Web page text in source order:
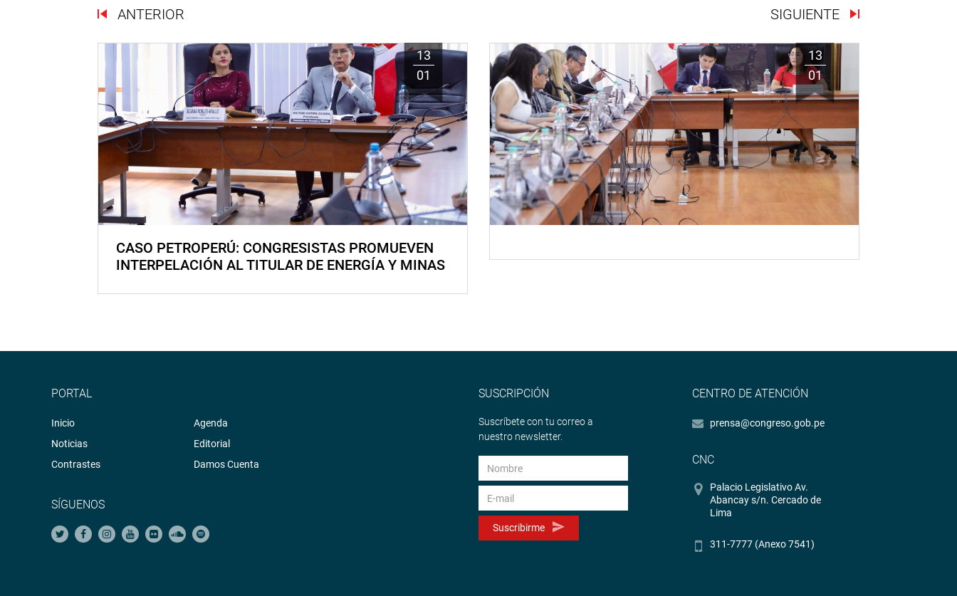
ANTERIOR SIGUIENTE
13
01
CASO PETROPERÚ: CONGRESISTAS PROMUEVEN
INTERPELACIÓN AL TITULAR DE ENERGÍA Y MINAS
13
01
PORTAL
Inicio
Noticias
Contrastes
Agenda
Editorial
Damos Cuenta
SÍGUENOS
SUSCRIPCIÓN
Suscríbete con tu correo a
nuestro newsletter.
Suscribirme
CENTRO DE ATENCIÓN
prensa@congreso.gob.pe
CNC
Palacio Legislativo Av.
Abancay s/n. Cercado de
Lima
311-7777 (Anexo 7541)